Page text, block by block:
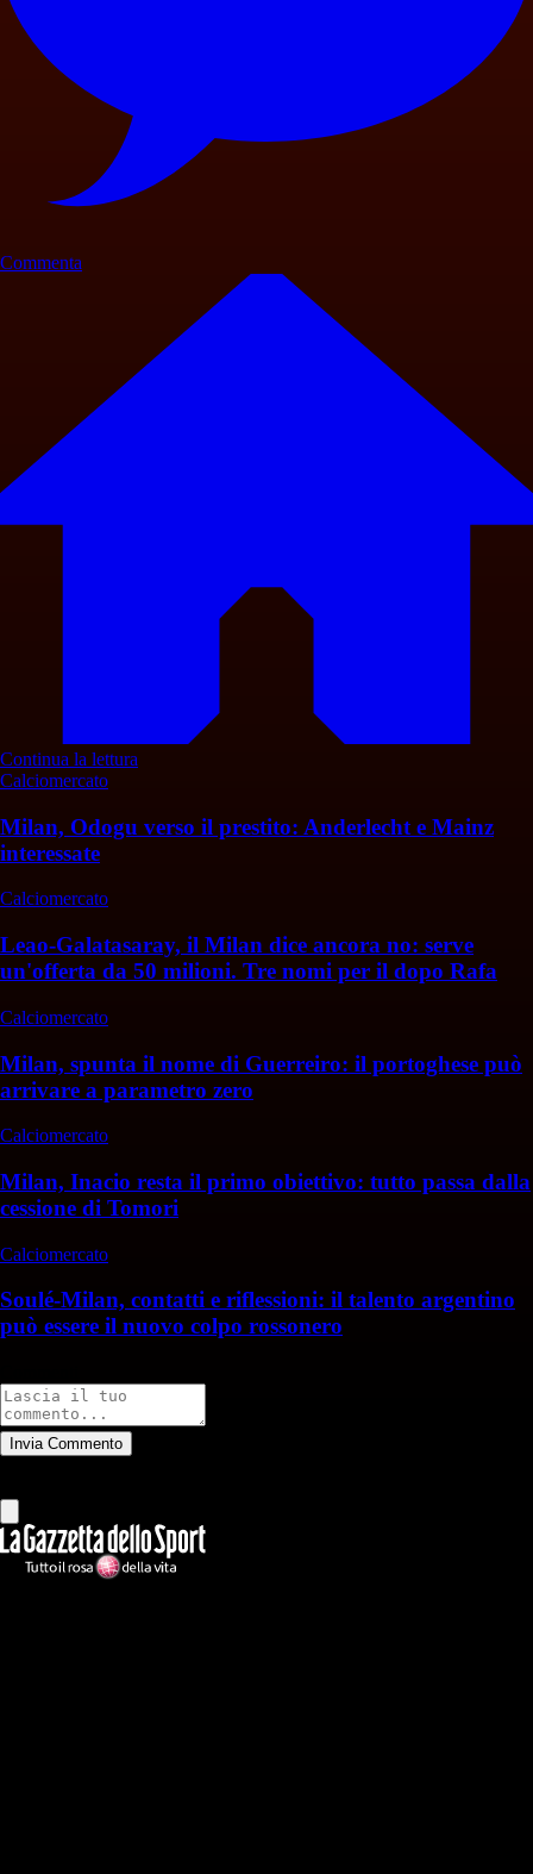
Commenta
Continua la lettura
Calciomercato
Milan, Odogu verso il prestito: Anderlecht e Mainz
interessate
Calciomercato
Leao-Galatasaray, il Milan dice ancora no: serve
un'offerta da 50 milioni. Tre nomi per il dopo Rafa
Calciomercato
Milan, spunta il nome di Guerreiro: il portoghese può
arrivare a parametro zero
Calciomercato
Milan, Inacio resta il primo obiettivo: tutto passa dalla
cessione di Tomori
Calciomercato
Soulé-Milan, contatti e riflessioni: il talento argentino
può essere il nuovo colpo rossonero
Invia Commento